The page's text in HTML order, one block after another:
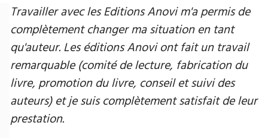
Travailler avec les Editions Anovi m'a permis de
complètement changer ma situation en tant
qu'auteur. Les éditions Anovi ont fait un travail
remarquable (comité de lecture, fabrication du
livre, promotion du livre, conseil et suivi des
auteurs) et je suis complètement satisfait de leur
prestation.